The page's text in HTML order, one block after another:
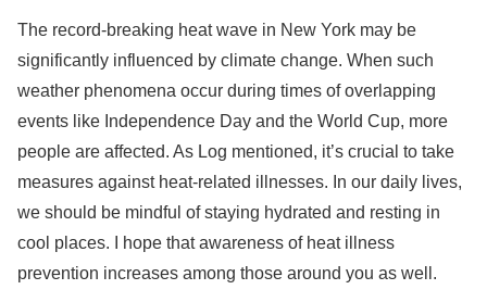
The record-breaking heat wave in New York may be
significantly influenced by climate change. When such
weather phenomena occur during times of overlapping
events like Independence Day and the World Cup, more
people are affected. As Log mentioned, it’s crucial to take
measures against heat-related illnesses. In our daily lives,
we should be mindful of staying hydrated and resting in
cool places. I hope that awareness of heat illness
prevention increases among those around you as well.